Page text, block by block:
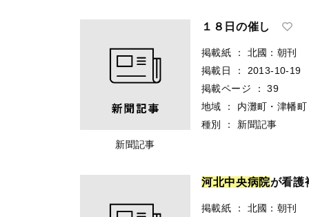
新聞記事
１８日の催し
掲載紙 ：
北國：朝刊
掲載日
：
2013-10-19
掲載ページ
：
39
地域
：
内灘町・津幡町
種別
： 新聞記事
河北中央病院が看護
掲載紙 ： 北國：朝刊